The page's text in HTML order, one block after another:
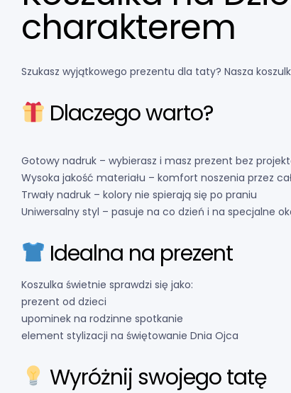
charakterem
Szukasz wyjątkowego prezentu dla taty? Nasza
Dlaczego warto?
Gotowy nadruk – wybierasz i masz prezent bez
Wysoka jakość materiału – komfort noszenia przez
Trwały nadruk – kolory nie spierają się po praniu
Uniwersalny styl – pasuje na co dzień i na specjalne
Idealna na prezent
Koszulka świetnie sprawdzi się jako:
prezent od dzieci
upominek na rodzinne spotkanie
element stylizacji na świętowanie Dnia Ojca
Wyróżnij swojego tatę